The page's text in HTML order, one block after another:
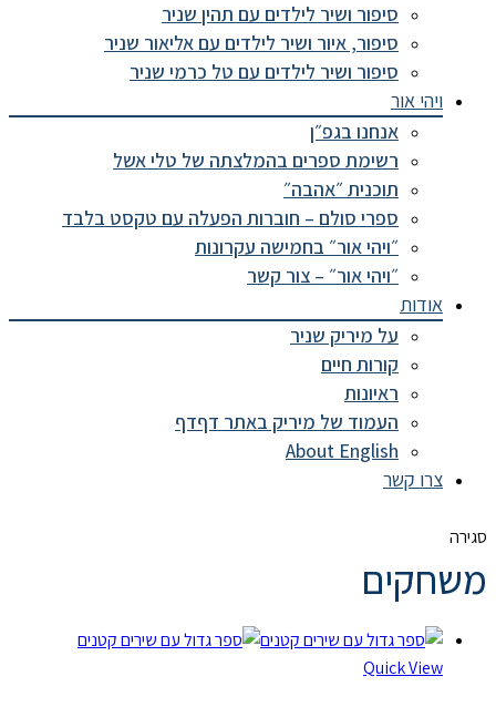
סיפור ושיר לילדים עם תהין שניר
סיפור, איור ושיר לילדים עם אליאור שניר
סיפור ושיר לילדים עם טל כרמי שניר
ויהי אור
אנחנו בגפ״ן
רשימת ספרים בהמלצתה של טלי אשל
תוכנית ״אהבה״
ספרי סולם – חוברות הפעלה עם טקסט בלבד
״ויהי אור״ בחמישה עקרונות
״ויהי אור״ – צור קשר
אודות
על מיריק שניר
קורות חיים
ראיונות
העמוד של מיריק באתר דףדף
About English
צרו קשר
סגירה
משחקים
Quick View